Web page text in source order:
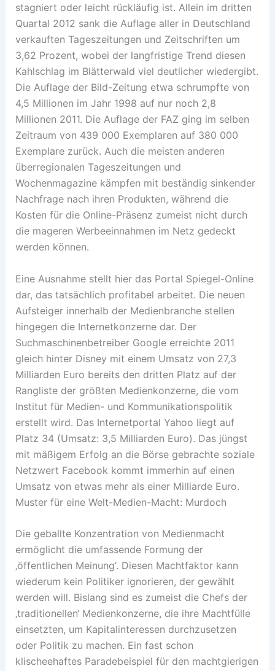
stagniert oder leicht rückläufig ist. Allein im dritten
Quartal 2012 sank die Auflage aller in Deutschland
verkauften Tageszeitungen und Zeitschriften um
3,62 Prozent, wobei der langfristige Trend diesen
Kahlschlag im Blätterwald viel deutlicher wiedergibt.
Die Auflage der Bild-Zeitung etwa schrumpfte von
4,5 Millionen im Jahr 1998 auf nur noch 2,8
Millionen 2011. Die Auflage der FAZ ging im selben
Zeitraum von 439 000 Exemplaren auf 380 000
Exemplare zurück. Auch die meisten anderen
überregionalen Tageszeitungen und
Wochenmagazine kämpfen mit beständig sinkender
Nachfrage nach ihren Produkten, während die
Kosten für die Online-Präsenz zumeist nicht durch
die mageren Werbeeinnahmen im Netz gedeckt
werden können.
Eine Ausnahme stellt hier das Portal Spiegel-Online
dar, das tatsächlich profitabel arbeitet. Die neuen
Aufsteiger innerhalb der Medienbranche stellen
hingegen die Internetkonzerne dar. Der
Suchmaschinenbetreiber Google erreichte 2011
gleich hinter Disney mit einem Umsatz von 27,3
Milliarden Euro bereits den dritten Platz auf der
Rangliste der größten Medienkonzerne, die vom
Institut für Medien- und Kommunikationspolitik
erstellt wird. Das Internetportal Yahoo liegt auf
Platz 34 (Umsatz: 3,5 Milliarden Euro). Das jüngst
mit mäßigem Erfolg an die Börse gebrachte soziale
Netzwert Facebook kommt immerhin auf einen
Umsatz von etwas mehr als einer Milliarde Euro.
Muster für eine Welt-Medien-Macht: Murdoch
Die geballte Konzentration von Medienmacht
ermöglicht die umfassende Formung der
‚öffentlichen Meinung‘. Diesen Machtfaktor kann
wiederum kein Politiker ignorieren, der gewählt
werden will. Bislang sind es zumeist die Chefs der
‚traditionellen‘ Medienkonzerne, die ihre Machtfülle
einsetzten, um Kapitalinteressen durchzusetzen
oder Politik zu machen. Ein fast schon
klischeehaftes Paradebeispiel für den machtgierigen